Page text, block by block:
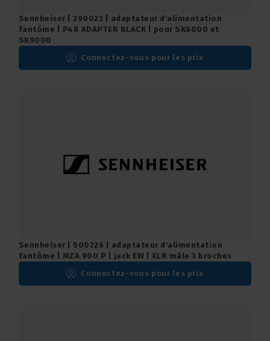
Sennheiser | 390023 | adaptateur d'alimentation
fantôme | P48 ADAPTER BLACK | pour SK6000 et
SK9000
Connectez-vous pour les prix
Sennheiser | 500226 | adaptateur d'alimentation
fantôme | MZA 900 P | jack EW | XLR mâle 3 broches
Connectez-vous pour les prix